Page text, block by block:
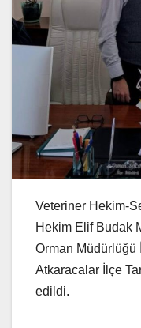
Veteriner Hekim-
Hekim Elif Budak
Orman Müdürlüğü
Atkaracalar İlçe
edildi.